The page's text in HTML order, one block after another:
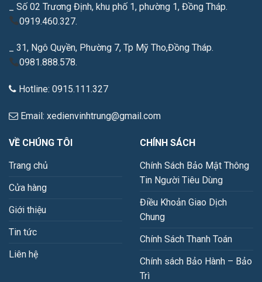
_ Số 02 Trương Định, khu phố 1, phường 1, Đồng Tháp.
0919.460.327.
_ 31, Ngô Quyền, Phường 7, Tp Mỹ Tho,Đồng Tháp.
0981.888.578.
Hotline: 0915.111.327
Email: xedienvinhtrung@gmail.com
VỀ CHÚNG TÔI
Trang chủ
Cửa hàng
Giới thiệu
Tin tức
Liên hệ
CHÍNH SÁCH
Chính Sách Bảo Mật Thông
Tin Người Tiêu Dùng
Điều Khoản Giao Dịch
Chung
Chính Sách Thanh Toán
Chính sách Bảo Hành – Bảo
Trì